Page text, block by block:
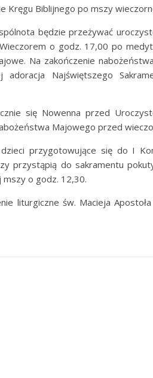
Kręgu Biblijnego po mszy
będzie przeżywać
o godz. 17,00 po
Na zakończenie
adoracja Najświętszego
się Nowenna przed
Majowego przed
przygotowujące się do I
przystąpią do sakramentu
o godz. 12,30.
liturgiczne św. Macieja